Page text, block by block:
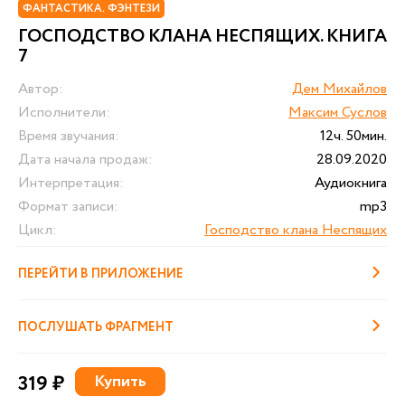
ФАНТАСТИКА. ФЭНТЕЗИ
ГОСПОДСТВО КЛАНА НЕСПЯЩИХ. КНИГА
7
Автор:
Дем Михайлов
Исполнители:
Максим Суслов
Время звучания:
12ч. 50мин.
Дата начала продаж:
28.09.2020
Интерпретация:
Аудиокнига
Формат записи:
mp3
Цикл:
Господство клана Неспящих
ПЕРЕЙТИ В ПРИЛОЖЕНИЕ
ПОСЛУШАТЬ ФРАГМЕНТ
319 ₽ Купить